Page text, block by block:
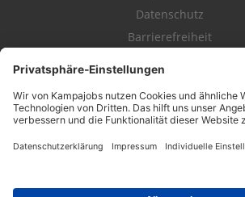
Datenschutz
Barrierefreiheit
Kampahire
Kampagnenforum
LeadNow